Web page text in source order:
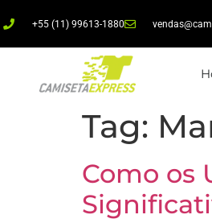
+55 (11) 99613-1880
Tag:
Como os